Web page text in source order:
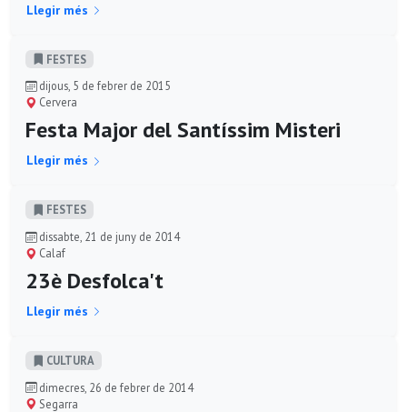
Llegir més
FESTES
dijous, 5 de febrer de 2015
Cervera
Festa Major del Santíssim Misteri
Llegir més
FESTES
dissabte, 21 de juny de 2014
Calaf
23è Desfolca't
Llegir més
CULTURA
dimecres, 26 de febrer de 2014
Segarra